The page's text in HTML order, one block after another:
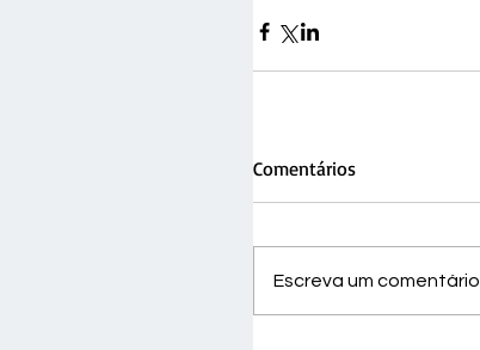
Comentários
Escreva um comentário